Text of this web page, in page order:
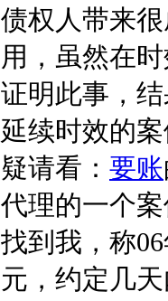
债权人带来
用，虽然在
证明此事，
延续时效的
疑请看： 要账
代理的一个
找到我，称
元，约定几